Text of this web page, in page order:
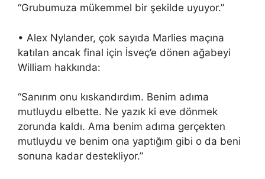
“Grubumuza mükemmel bir şekilde uyuyor.”
• Alex Nylander, çok sayıda Marlies maçına
katılan ancak final için İsveç’e dönen ağabeyi
William hakkında:
“Sanırım onu ​​kıskandırdım. Benim adıma
mutluydu elbette. Ne yazık ki eve dönmek
zorunda kaldı. Ama benim adıma gerçekten
mutluydu ve benim ona yaptığım gibi o da beni
sonuna kadar destekliyor.”